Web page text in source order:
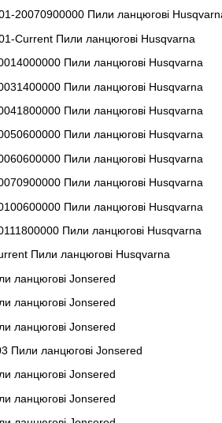
20070900000 Пили ланцюгові
Current Пили ланцюгові Husqvarna
Пили ланцюгові Husqvarna
Пили ланцюгові Husqvarna
Пили ланцюгові Husqvarna
Пили ланцюгові Husqvarna
Пили ланцюгові Husqvarna
Пили ланцюгові Husqvarna
Пили ланцюгові Husqvarna
Пили ланцюгові Husqvarna
Пили ланцюгові Husqvarna
ланцюгові Jonsered
ланцюгові Jonsered
ланцюгові Jonsered
Пили ланцюгові Jonsered
ланцюгові Jonsered
ланцюгові Jonsered